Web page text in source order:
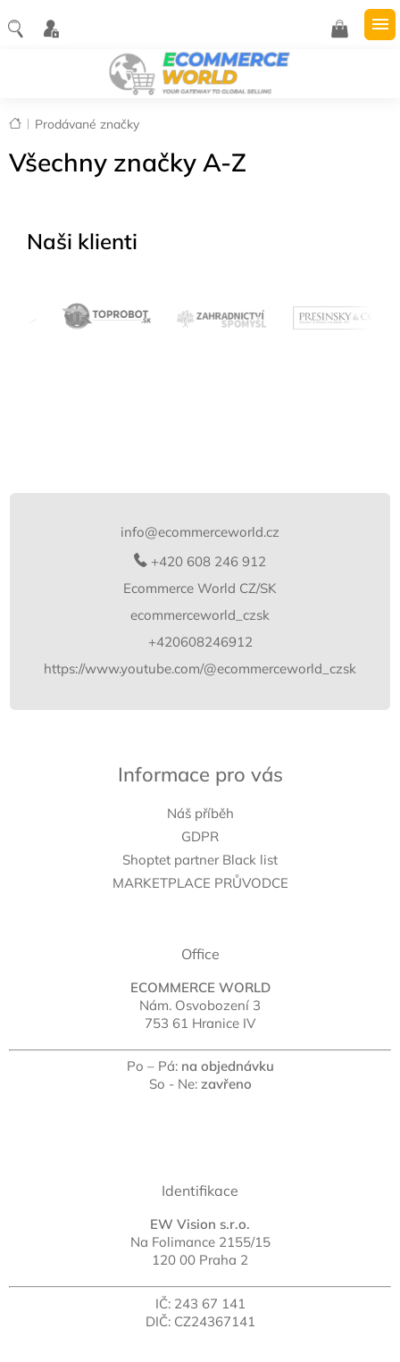
na
obsah
NÁKUPNÍ
Domů
Prodávané značky
Všechny značky A-Z
Naši klienti
info@ecommerceworld.cz
+420 608 246 912
Ecommerce World CZ/SK
ecommerceworld_czsk
+420608246912
https://www.youtube.com/@ecommerceworld_czsk
Informace pro vás
Náš příběh
GDPR
Shoptet partner Black list
MARKETPLACE PRŮVODCE
Office
ECOMMERCE WORLD
Nám. Osvobození 3
753 61 Hranice IV
Po – Pá: na objednávku
So - Ne: zavřeno
Identifikace
EW Vision s.r.o.
Na Folimance 2155/15
120 00 Praha 2
IČ: 243 67 141
DIČ: CZ24367141